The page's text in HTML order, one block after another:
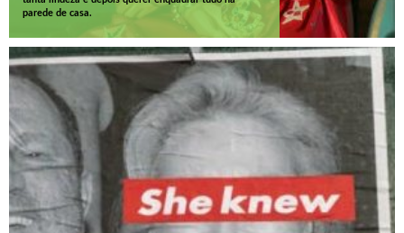
parede de casa.